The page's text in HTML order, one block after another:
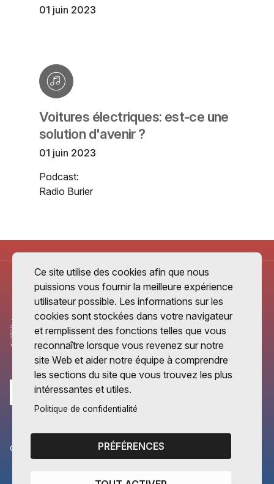
01 juin 2023
Voitures électriques: est-ce une
solution d'avenir ?
01 juin 2023
Podcast:
Radio Burier
CANTONS PARTENAIRES
Vaud
Ce site utilise des cookies afin que nous
puissions vous fournir la meilleure expérience
utilisateur possible. Les informations sur les
cookies sont stockées dans votre navigateur
et remplissent des fonctions telles que vous
reconnaître lorsque vous revenez sur notre
site Web et aider notre équipe à comprendre
les sections du site que vous trouvez les plus
intéressantes et utiles.
Politique de confidentialité
PRÉFÉRENCES